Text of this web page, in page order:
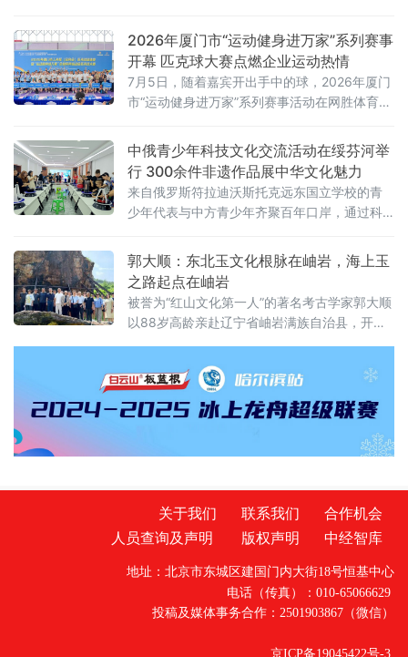
地域文化为根基，融女性成长、家国情怀、道德坚守于一体，既是
回望两汉风骨的历史纪实，也是面向当代社会传递正向价值观的东
方文化寓言。从骄奢公主到苍生守护者大众固有
2026年厦门市“运动健身进万家”系列赛事
开幕 匹克球大赛点燃企业运动热情
7月5日，随着嘉宾开出手中的球，2026年厦门
市“运动健身进万家”系列赛事活动在网胜体育网
年厦门市工商联
中俄青少年科技文化交流活动在绥芬河举
行 300余件非遗作品展中华文化魅力
来自俄罗斯符拉迪沃斯托克远东国立学校的青
少年代表与中方青少年齐聚百年口岸，通过科
形式，展开了一场跨越国界的科技与文化对
话。
郭大顺：东北玉文化根脉在岫岩，海上玉
之路起点在岫岩
被誉为“红山文化第一人”的著名考古学家郭大顺
以88岁高龄亲赴辽宁省岫岩满族自治县，开展
省雨桐玉文化博物馆馆长佟少强邀请，十余名
考古专家参与，深入探索岫岩玉在中华文明起
源中的历史地位，推动岫岩玉文化的保护与传
承
关于我们 联系我们
合作机会
人员查询及声明
版权声明 中经智库
地址：北京市东城区建国门内大街18号恒基中心
电话（传真）：010-65066629
投稿及媒体事务合作：2501903867（微信）
京ICP备19045422号-3